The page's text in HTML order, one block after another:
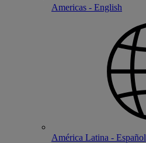
Americas - English
América Latina - Español